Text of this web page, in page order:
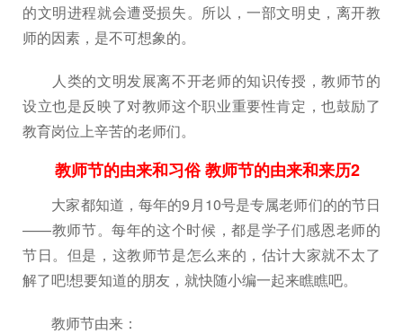
的文明进程就会遭受损失。所以，一部文明史，离开教
师的因素，是不可想象的。
人类的文明发展离不开老师的知识传授，教师节的
设立也是反映了对教师这个职业重要性肯定，也鼓励了
教育岗位上辛苦的老师们。
教师节的由来和习俗 教师节的由来和来历2
大家都知道，每年的9月10号是专属老师们的的节日
——教师节。每年的这个时候，都是学子们感恩老师的
节日。但是，这教师节是怎么来的，估计大家就不太了
解了吧!想要知道的朋友，就快随小编一起来瞧瞧吧。
教师节由来：